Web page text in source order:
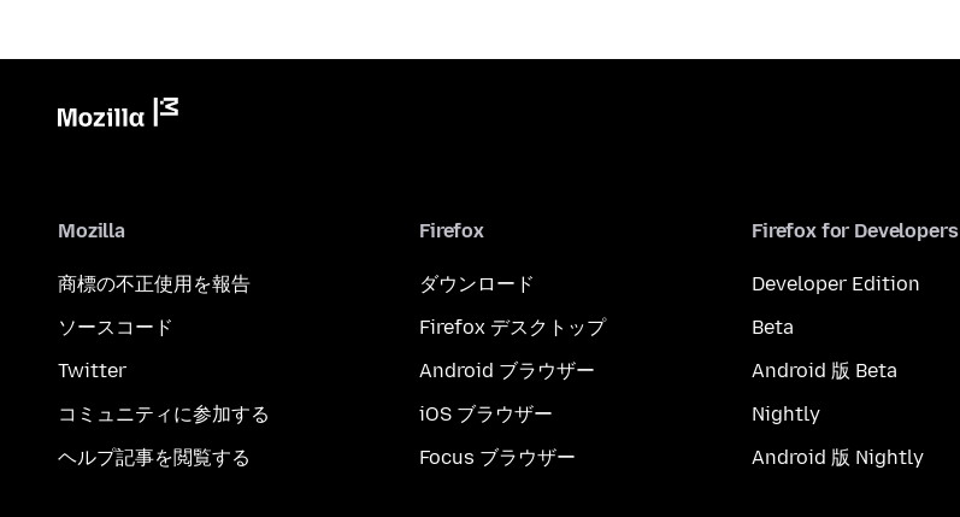
Mozilla
商標の不正使用を報告
ソースコード
Twitter
コミュニティに参加する
ヘルプ記事を閲覧する
Firefox
ダウンロード
Firefox デスクトップ
Android ブラウザー
iOS ブラウザー
Focus ブラウザー
Firefox for Developers
Developer Edition
Beta
Android 版 Beta
Nightly
Android 版 Nightly